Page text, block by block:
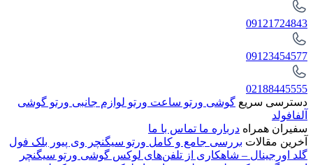
09121724843
09123454577
02188445555
دسترسی سریع گوشی ورتو ساعت ورتو لوازم جانبی ورتو گوشی
آلفافولد
سفیران همراه درباره ما تماس با ما
آخرین مقالات بررسی جامع و کامل ورتو سیگنچر وی پیور بلک فول
گلد اورجینال – شاهکاری از تلفن‌های لوکس گوشی ورتو سیگنچر